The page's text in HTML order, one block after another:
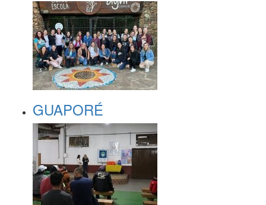
GUAPORÉ